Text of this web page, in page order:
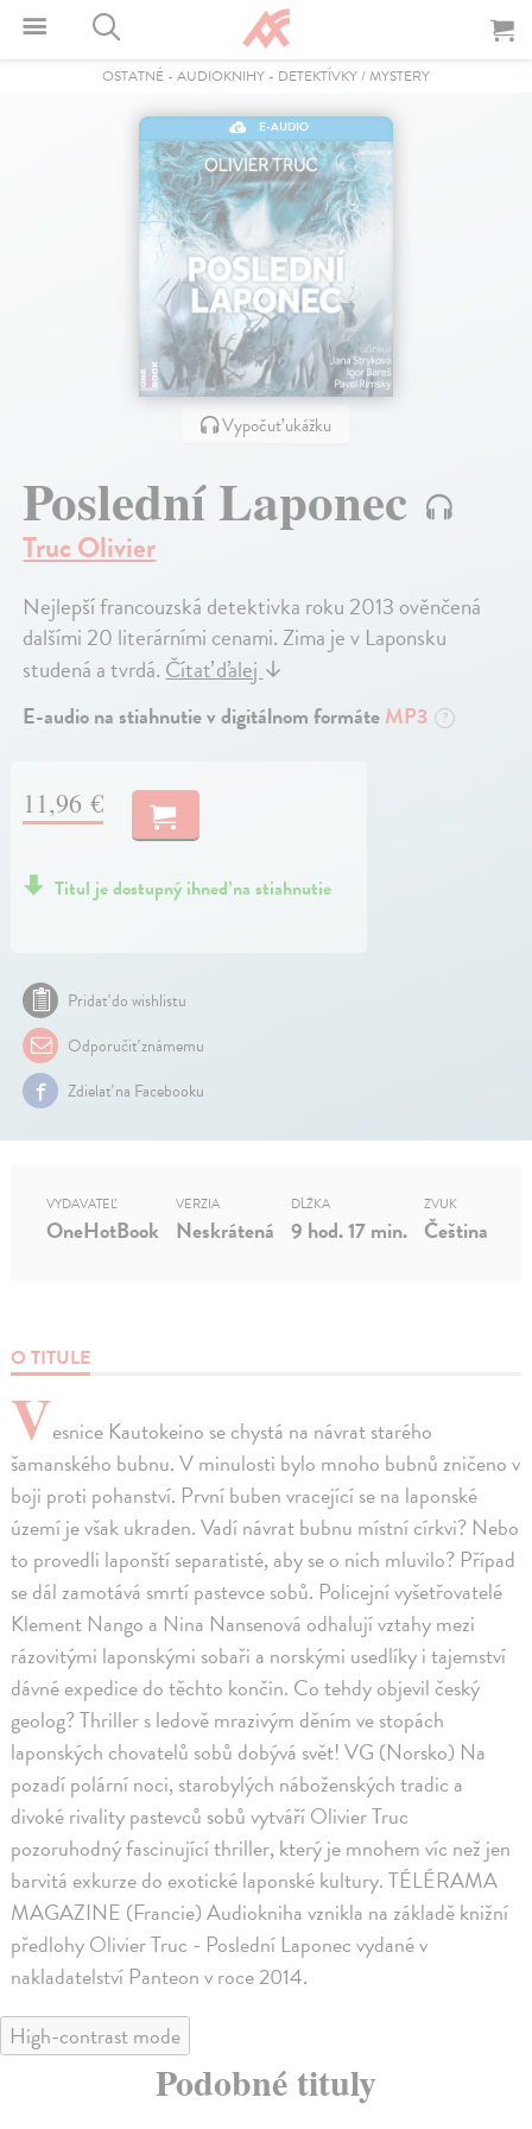
OSTATNÉ - AUDIOKNIHY - DETEKTÍVKY / MYSTERY
E-AUDIO
Vypočuť ukážku
Poslední Laponec
Truc Olivier
Nejlepší francouzská detektivka roku 2013 ověnčená
dalšími 20 literárními cenami. Zima je v Laponsku
studená a tvrdá.Čítať ďalej↓
E-audio na stiahnutie v digitálnom formáteMP3 ?
11,96 €
Titul je dostupný ihneď na stiahnutie
Pridať do wishlistu
Odporučiť známemu
Zdielať na Facebooku
O TITULE
Vesnice Kautokeino se chystá na návrat starého
šamanského bubnu. V minulosti bylo mnoho bubnů zničeno v
boji proti pohanství. První buben vracející se na laponské
území je však ukraden. Vadí návrat bubnu místní církvi? Nebo
to provedli laponští separatisté, aby se o nich mluvilo? Případ
se dál zamotává smrtí pastevce sobů. Policejní vyšetřovatelé
Klement Nango a Nina Nansenová odhalují vztahy mezi
rázovitými laponskými sobaři a norskými usedlíky i tajemství
dávné expedice do těchto končin. Co tehdy objevil český
geolog? Thriller s ledově mrazivým děním ve stopách
laponských chovatelů sobů dobývá svět! VG (Norsko) Na
pozadí polární noci, starobylých náboženských tradic a
divoké rivality pastevců sobů vytváří Olivier Truc
pozoruhodný fascinující thriller, který je mnohem víc než jen
barvitá exkurze do exotické laponské kultury. TÉLÉRAMA
MAGAZINE (Francie) Audiokniha vznikla na základě knižní
předlohy Olivier Truc - Poslední Laponec vydané v
nakladatelství Panteon v roce 2014.
VYDAVATEĽ
OneHotBook
VERZIA
Neskrátená
DĹŽKA
9 hod. 17 min.
ZVUK
Čeština
High-contrast mode
Podobné tituly